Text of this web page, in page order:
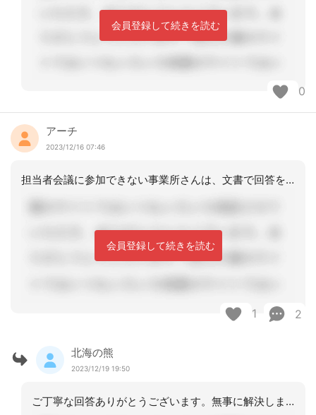
会員登録して続きを読む
0
アーチ
2023/12/16 07:46
担当者会議に参加できない事業所さんは、文書で回答を得るか、電話で回答を得た時は、
会員登録して続きを読む
1 2
北海の熊
2023/12/19 19:50
ご丁寧な回答ありがとうございます。無事に解決しました。